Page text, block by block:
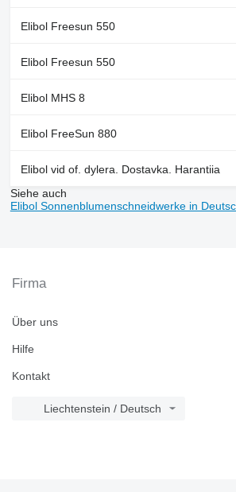
Elibol Freesun 550
Elibol Freesun 550
Elibol MHS 8
Elibol FreeSun 880
Elibol vid of. dylera. Dostavka. Harantiia
Siehe auch
Elibol Sonnenblumenschneidwerke in
Firma
Über uns
Hilfe
Kontakt
Liechtenstein / Deutsch